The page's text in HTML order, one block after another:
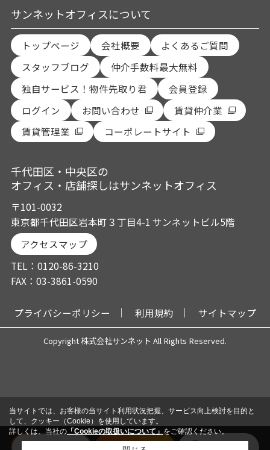
サンネットオフィスについて
トップページ 会社概要
よくあるご質問
スタッフブログ
仲介手数料最大無料
独自サービス！物件先取り君
会員登録
ログイン
お問い合わせ
賃貸仲介業
賃貸管理業
コーポレートサイト
千代田区・中央区の
オフィス・店舗探しはサンネットオフィス
〒101-0032
東京都千代田区岩本町３丁目4-1 サンネットビル5階
アクセスマップ
TEL：0120-86-3210
FAX：03-3861-0590
プライバシーポリシー 利用規約 サイトマップ
Copyright 株式会社サンネット All Rights Reserved.
メール
当サイトでは、お客様の当サイト利用状況把握、サービス向上検討を目的と
して、クッキー（Cookie）を使用しています。
詳しくは、当社の「Cookieの取扱いについて」をご確認ください。